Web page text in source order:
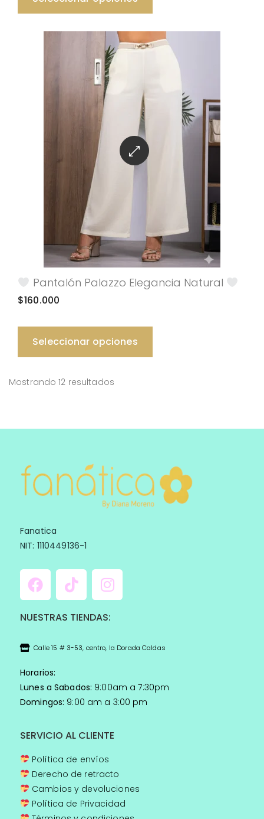
Pantalón Palazzo Elegancia Natural
$160.000
Seleccionar opciones
Mostrando 12 resultados
Fanatica
NIT: 1110449136-1
NUESTRAS TIENDAS:
Calle 15 # 3-53, centro, la Dorada Caldas
Horarios:
Lunes a Sabados: 9:00am a 7:30pm
Domingos: 9:00 am a 3:00 pm
SERVICIO AL CLIENTE
Política de envíos
Derecho de retracto
Cambios y devoluciones
Política de Privacidad